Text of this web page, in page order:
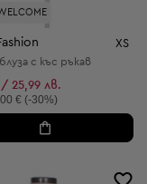
XS
с къс ръкав
/ 25,99 лв.
цена:
€ (-30%)